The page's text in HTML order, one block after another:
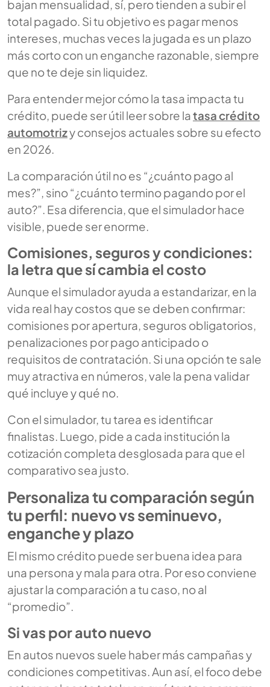
bajan mensualidad, sí, pero tienden a subir el
total pagado. Si tu objetivo es pagar menos
intereses, muchas veces la jugada es un plazo
más corto con un enganche razonable, siempre
que no te deje sin liquidez.
Para entender mejor cómo la tasa impacta tu
crédito, puede ser útil leer sobre latasa crédito
automotrizy consejos actuales sobre su efecto
en 2026.
La comparación útil no es “¿cuánto pago al
mes?”, sino “¿cuánto termino pagando por el
auto?”. Esa diferencia, que el simulador hace
visible, puede ser enorme.
Comisiones, seguros y condiciones:
la letra que sí cambia el costo
Aunque el simulador ayuda a estandarizar, en la
vida real hay costos que se deben confirmar:
comisiones por apertura, seguros obligatorios,
penalizaciones por pago anticipado o
requisitos de contratación. Si una opción te sale
muy atractiva en números, vale la pena validar
qué incluye y qué no.
Con el simulador, tu tarea es identificar
finalistas. Luego, pide a cada institución la
cotización completa desglosada para que el
comparativo sea justo.
Personaliza tu comparación según
tu perfil: nuevo vs seminuevo,
enganche y plazo
El mismo crédito puede ser buena idea para
una persona y mala para otra. Por eso conviene
ajustar la comparación a tu caso, no al
“promedio”.
Si vas por auto nuevo
En autos nuevos suele haber más campañas y
condiciones competitivas. Aun así, el foco debe